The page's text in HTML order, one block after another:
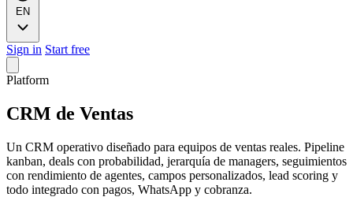
EN
Sign in Start free
Platform
CRM de Ventas
Un CRM operativo diseñado para equipos de ventas reales. Pipeline
kanban, deals con probabilidad, jerarquía de managers, seguimientos
con rendimiento de agentes, campos personalizados, lead scoring y
todo integrado con pagos, WhatsApp y cobranza.